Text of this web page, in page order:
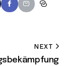
NEXT